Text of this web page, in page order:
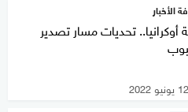
الأخبار
أوكرانيا.. تحديات مسار تصدير
12 يونيو 2022